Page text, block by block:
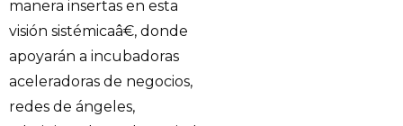
manera insertas en esta
visión sistémicaâ€, donde
apoyarán a incubadoras
aceleradoras de negocios,
redes de ángeles,